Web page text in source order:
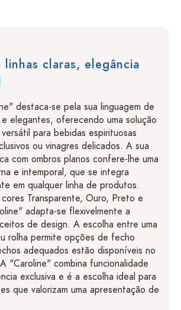
claras, elegância
destaca-se pela sua linguagem de
e elegantes, oferecendo uma solução
para bebidas espirituosas
ou vinagres delicados. A sua
com ombros planos confere-lhe uma
e intemporal, que se integra
em qualquer linha de produtos.
Transparente, Ouro, Preto e
adapta-se flexivelmente a
de design. A escolha entre uma
rolha permite opções de fecho
adequados estão disponíveis no
"Caroline" combina funcionalidade
exclusiva e é a escolha ideal para
que valorizam uma apresentação de